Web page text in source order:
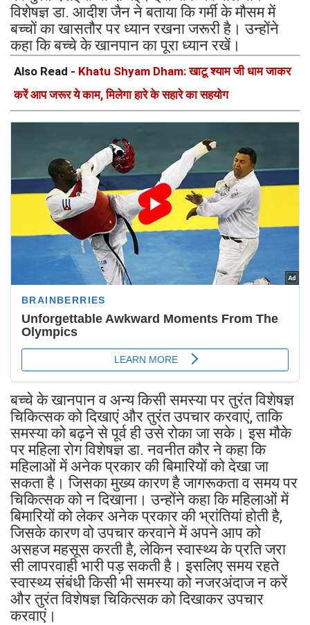
विशेषज्ञ डा. आदीश जैन ने बताया कि गर्मी के मौसम में
बच्चों का खासतौर पर ध्यान रखना जरूरी है। उन्होंने
कहा कि बच्चे के खानपान का पूरा ध्यान रखें।
Also Read - Khatu Shyam Dham: खाटू श्याम जी धाम जाकर
करें आप जरूर ये काम, मिलेगा हारे के सहारे का सहयोग
बच्चे के खानपान व अन्य किसी समस्या पर तुरंत विशेषज्ञ
चिकित्सक को दिखाएं और तुरंत उपचार करवाएं, ताकि
समस्या को बढ़ने से पूर्व ही उसे रोका जा सके। इस मौके
पर महिला रोग विशेषज्ञ डा. नवनीत कौर ने कहा कि
महिलाओं में अनेक प्रकार की बिमारियों को देखा जा
सकता है। जिसका मुख्य कारण है जागरूकता व समय पर
चिकित्सक को न दिखाना। उन्होंने कहा कि महिलाओं में
बिमारियों को लेकर अनेक प्रकार की भ्रांतियां होती है,
जिसके कारण वो उपचार करवाने में अपने आप को
असहज महसूस करती है, लेकिन स्वास्थ्य के प्रति जरा
सी लापरवाही भारी पड़ सकती है। इसलिए समय रहते
स्वास्थ्य संबंधी किसी भी समस्या को नजरअंदाज न करें
और तुरंत विशेषज्ञ चिकित्सक को दिखाकर उपचार
करवाएं।